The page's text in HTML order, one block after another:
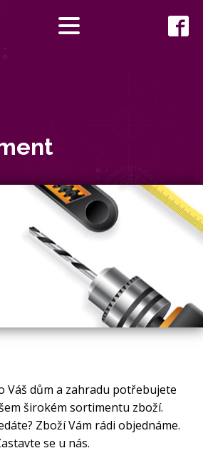
Váš dům a zahradu potřebujete
širokém sortimentu zboží.
Zboží Vám rádi objednáme.
se u nás.